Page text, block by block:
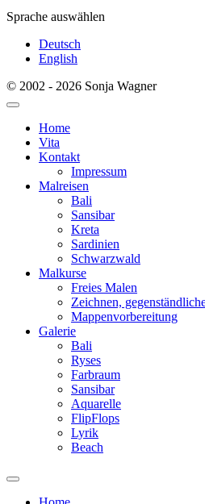
Sprache auswählen
Deutsch
English
© 2002 - 2026 Sonja Wagner
Home
Vita
Kontakt
Impressum
Malreisen
Bali
Sansibar
Kreta
Sardinien
Schwarzwald
Malkurse
Freies Malen
Zeichnen,
Mappenvorbereitung
Galerie
Bali
Ryses
Farbraum
Sansibar
Aquarelle
FlipFlops
Lyrik
Beach